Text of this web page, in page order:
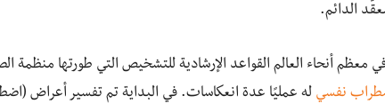
الدائم.
معظم أنحاء العالم القواعد الإرشادية للتشخيص التي طورتها منظمة
نفسي له عمليًا عدة انعكاسات. في البداية تم تفسير أعراض